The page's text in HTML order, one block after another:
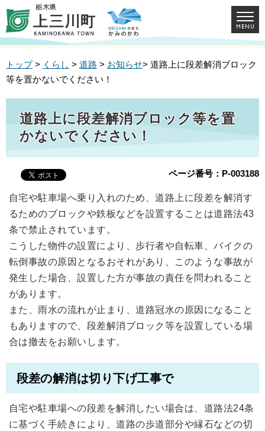
トップ> くらし > 道路 > お知らせ> 道路上に段差解消ブロック
等を置かないでください！
道路上に段差解消ブロック等を置
かないでください！
ページ番号：P-003188
自宅や駐車場へ乗り入れのため、道路上に段差を解消す
るためのブロックや鉄板などを設置することは道路法43
条で禁止されています。
こうした物件の設置により、歩行者や自転車、バイクの
転倒事故の原因となるおそれがあり、このような事故が
発生した場合、設置した方が事故の責任を問われること
があります。
また、雨水の流れが止まり、道路冠水の原因になること
もありますので、段差解消ブロック等を設置している場
合は撤去をお願いします。
段差の解消は切り下げ工事で
自宅や駐車場への段差を解消したい場合は、道路法24条
に基づく手続きにより、道路の歩道部分や縁石などの切